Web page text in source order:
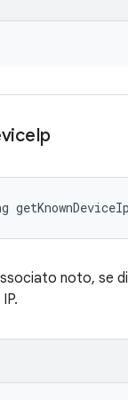
Ip
noto, se